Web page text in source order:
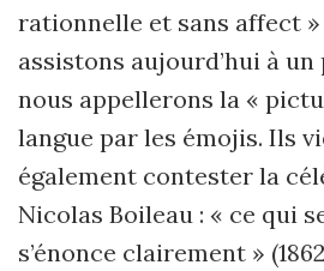
rationnelle et sans affect »
assistons aujourd’hui à un
nous appellerons la «
langue par les émojis. Ils
également contester la cél
Nicolas Boileau : « ce qui
s’énonce clairement »